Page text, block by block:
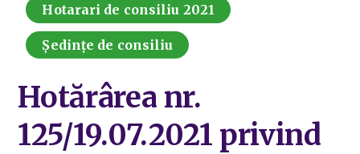
Hotarari de consiliu 2021
Ședințe de consiliu
Hotărârea nr.
125/19.07.2021 privind